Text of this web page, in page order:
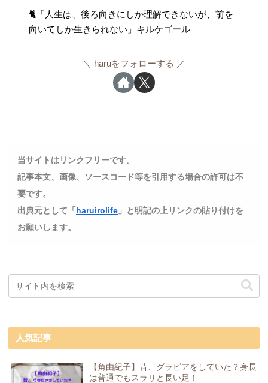
🐈「人生は、後ろ向きにしか理解できないが、前を
向いてしか生きられない」キルケゴール
haruをフォローする
当サイトはリンクフリーです。
記事本文、画像、ソースコード等を引用する場合の許可は不
要です。
出典元として「haruirolife 」と明記の上リンクの貼り付けを
お願いします。
人気記事
【角由紀子】昔、グラビアをしていた？身長
は普通でもスラリと長い足！